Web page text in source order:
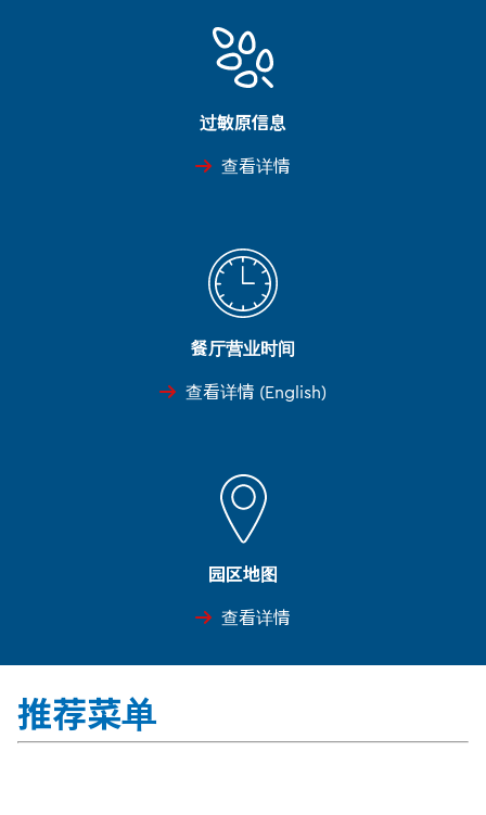
过敏原信息
查看详情
餐厅营业时间
查看详情 (English)
园区地图
查看详情
推荐菜单